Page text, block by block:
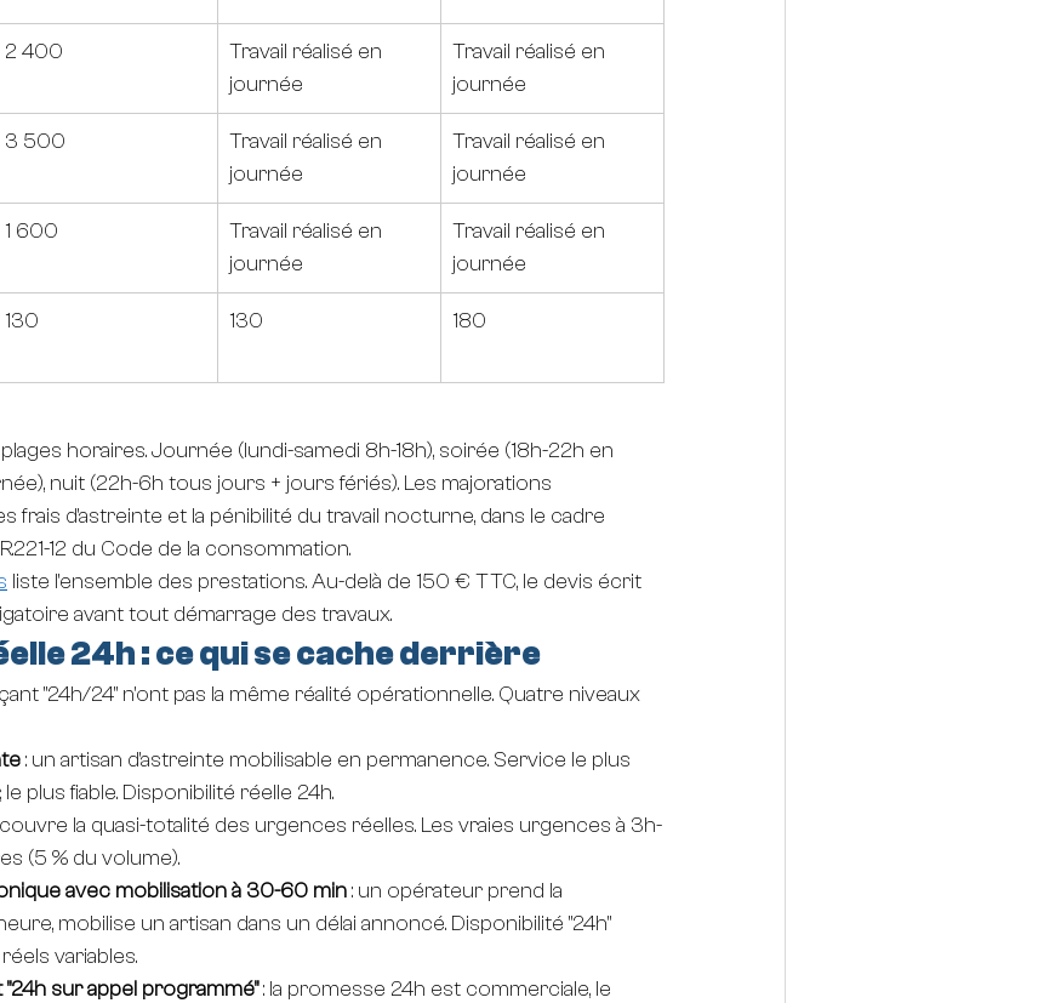
2 400
Travail réalisé en
journée
Travail réalisé en
journée
3 500
Travail réalisé en
journée
Travail réalisé en
journée
1 600
Travail réalisé en
journée
Travail réalisé en
journée
130 130 180
horaires. Journée (lundi-samedi 8h-18h), soirée (18h-22h en
nuit (22h-6h tous jours + jours fériés). Les majorations
frais d'astreinte et la pénibilité du travail nocturne, dans le cadre
12 du Code de la consommation.
liste l'ensemble des prestations. Au-delà de 150 € TTC, le devis écrit
avant tout démarrage des travaux.
24h : ce qui se cache derrière
"24h/24" n'ont pas la même réalité opérationnelle. Quatre niveaux
: un artisan d'astreinte mobilisable en permanence. Service le plus
plus fiable. Disponibilité réelle 24h.
couvre la quasi-totalité des urgences réelles. Les vraies urgences à 3h-
(5 % du volume).
avec mobilisation à 30-60 min : un opérateur prend la
mobilise un artisan dans un délai annoncé. Disponibilité "24h"
variables.
sur appel programmé" : la promesse 24h est commerciale, le